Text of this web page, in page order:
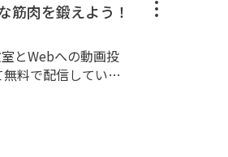
筋肉を鍛えよう！
とWebへの動画投
料で配信していき
気づきやキッカケ